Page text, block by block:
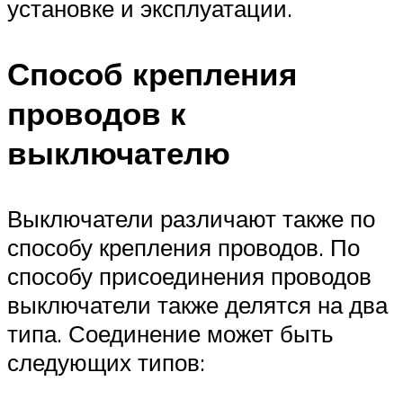
установке и эксплуатации.
Способ крепления
проводов к
выключателю
Выключатели различают также по
способу крепления проводов. По
способу присоединения проводов
выключатели также делятся на два
типа. Соединение может быть
следующих типов: